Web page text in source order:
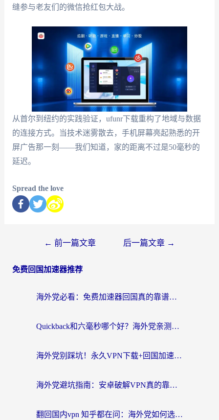
缝参与老友们的微信抢红包大战。
从首尔到纽约的实践验证，ufunr下载重构了地域与数据
的连接方式。当技术迷雾散去，手机屏幕亮起熟悉的开
屏广告那一刻——我们知道，家的距离不过是50毫秒的
延迟。
Spread the love
← 前一篇文章 后一篇文章 →
免费回国加速器推荐
海外党必看：免费加速器回国真的靠谱吗？3步教你选到好用的归雁替代
Quickback和六毫秒哪个好？海外党亲测：选对回国加速器，无缝刷剧办公不再愁
海外党别踩坑！永久VPN下载+回国加速器选择指南，无缝刷国内剧游戏支付
海外党避坑指南：安卓破解VPN真的靠谱吗？教你选对回国加速器无缝刷国内资源
翻回国内vpn 知乎都在问：海外党如何选对加速器，无缝刷剧打游戏？